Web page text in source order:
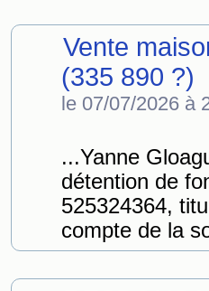
Vente
(335 890 ?)
le 07/07/2026 à
...Yanne
détention de
525324364,
compte de la